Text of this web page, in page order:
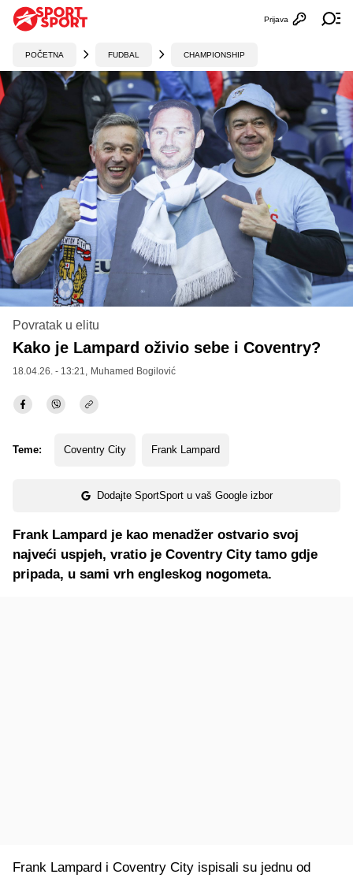
Otvori
Prijava
POČETNA FUDBAL CHAMPIONSHIP
Povratak u elitu
Kako je Lampard oživio sebe i Coventry?
18.04.26. - 13:21, Muhamed Bogilović
Teme: Coventry City Frank Lampard
Dodajte SportSport u vaš Google izbor
Frank Lampard je kao menadžer ostvario svoj
najveći uspjeh, vratio je Coventry City tamo gdje
pripada, u sami vrh engleskog nogometa.
Frank Lampard i Coventry City ispisali su jednu od